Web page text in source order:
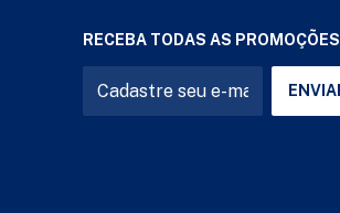
RECEBA TODAS AS PROMOÇÕES